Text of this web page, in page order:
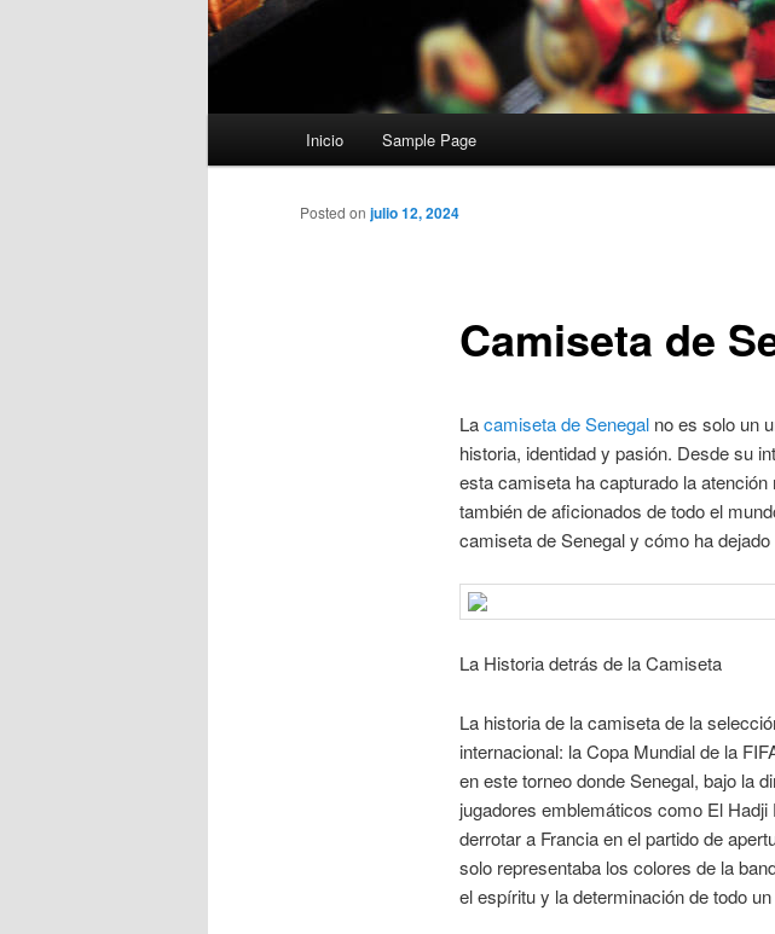
Inicio Sample Page
Camiseta de
Posted on julio 12, 2024
Lacamiseta de Senegalno es solo un
historia, identidad y pasión. Desde su
esta camiseta ha capturado la
también de aficionados de todo el
camiseta de Senegal y cómo ha
La Historia detrás de la Camiseta
La historia de la camiseta de la
internacional: la Copa Mundial de la
en este torneo donde Senegal, bajo la
jugadores emblemáticos como El
derrotar a Francia en el partido de
solo representaba los colores de la
el espíritu y la determinación de todo